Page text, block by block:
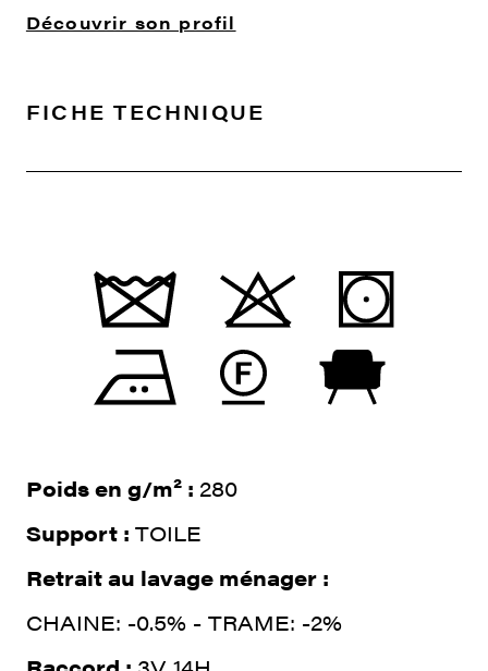
Découvrir son profil
FICHE TECHNIQUE
Poids en g/m² : 280
Support : TOILE
Retrait au lavage ménager :
CHAINE: -0.5% - TRAME: -2%